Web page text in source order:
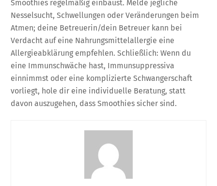
Smoothies regelmäßig einbaust. Melde jegliche
Nesselsucht, Schwellungen oder Veränderungen beim
Atmen; deine Betreuerin/dein Betreuer kann bei
Verdacht auf eine Nahrungsmittelallergie eine
Allergieabklärung empfehlen. Schließlich: Wenn du
eine Immunschwäche hast, Immunsuppressiva
einnimmst oder eine komplizierte Schwangerschaft
vorliegt, hole dir eine individuelle Beratung, statt
davon auszugehen, dass Smoothies sicher sind.